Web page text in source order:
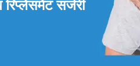
सर्जरी